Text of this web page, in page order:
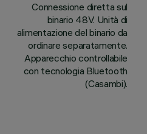
Connessione diretta sul
binario 48V. Unità di
alimentazione del binario da
ordinare separatamente.
Apparecchio controllabile
con tecnologia Bluetooth
(Casambi).